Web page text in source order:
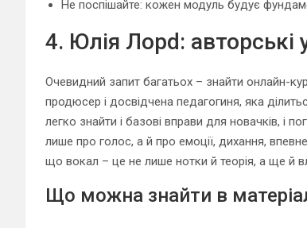
Не поспішайте: кожен модуль будує
4. Юлія Лорd: авторські
Очевидний запит багатьох – знайти онлайн-
продюсер і досвідчена педагогиня, яка
легко знайти і базові вправи для новачків, і
лише про голос, а й про емоції, дихання,
що вокал – це не лише нотки й теорія, а ще й
Що можна знайти в